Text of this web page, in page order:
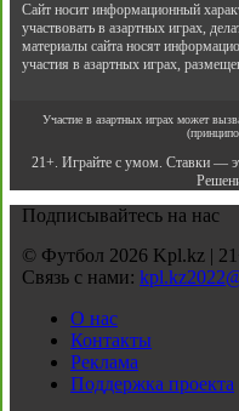
Сайт носит информационный
участвовать в азартных играх,
материалы сайта носят
участия в азартных играх,
Участие в азартных играх может
21+. Играйте с умом. Ставки —
Подписывайтесь на нас
© Футбол 2026 Kpl.kz |
Связь с нами:
О нас
Контакты
Реклама
Поддержка проекта